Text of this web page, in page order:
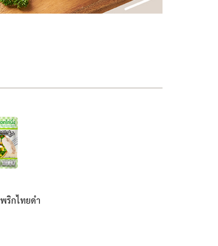
ริกไทยดำ